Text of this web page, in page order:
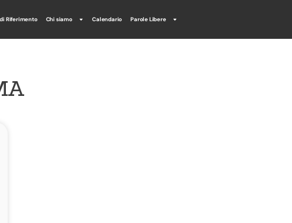
Riferimento Chi siamo Calendario Parole Libere